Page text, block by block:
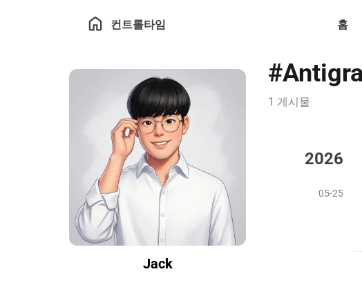
컨트롤타임 홈
Jack
#
1 게시물
2026
05-25